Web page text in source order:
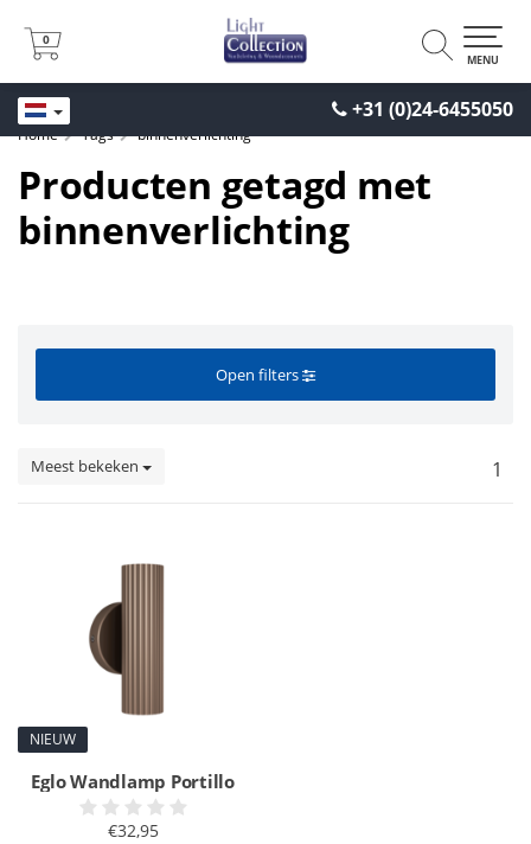
+31 (0)24-6455050
0
0
MENU
Home Tags binnenverlichting
Producten getagd met
binnenverlichting
Open filters
Meest bekeken 1
NIEUW
Eglo Wandlamp Portillo
€32,95